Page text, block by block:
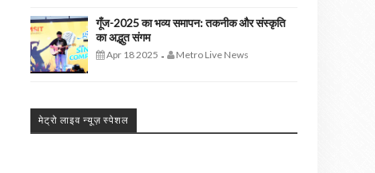
गूँज-2025 का भव्य समापन: तकनीक और संस्कृति
का अद्भुत संगम
Apr 18 2025 - Metro Live News
मेट्रो लाइव न्यूज़ स्पेशल